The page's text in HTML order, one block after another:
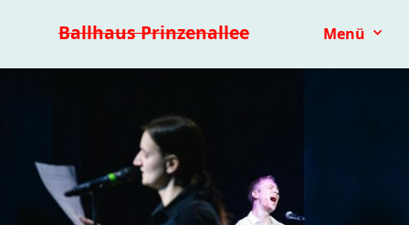
Ballhaus Prinzenallee Menü
Kinder- & Jugendtheater mit.mach.bühne